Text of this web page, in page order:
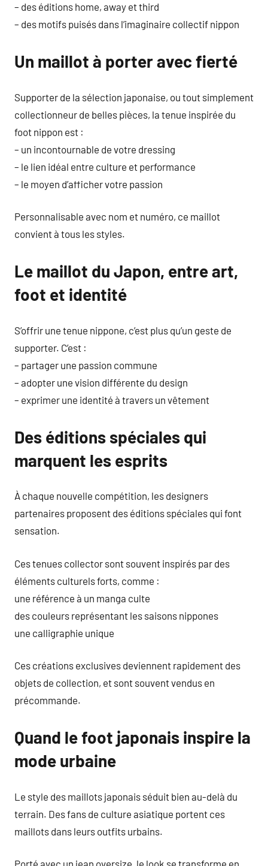
– des éditions home, away et third
– des motifs puisés dans l’imaginaire collectif nippon
Un maillot à porter avec fierté
Supporter de la sélection japonaise, ou tout simplement
collectionneur de belles pièces, la tenue inspirée du
foot nippon est :
– un incontournable de votre dressing
– le lien idéal entre culture et performance
– le moyen d’afficher votre passion
Personnalisable avec nom et numéro, ce maillot
convient à tous les styles.
Le maillot du Japon, entre art,
foot et identité
S’offrir une tenue nippone, c’est plus qu’un geste de
supporter. C’est :
– partager une passion commune
– adopter une vision différente du design
– exprimer une identité à travers un vêtement
Des éditions spéciales qui
marquent les esprits
À chaque nouvelle compétition, les designers
partenaires proposent des éditions spéciales qui font
sensation.
Ces tenues collector sont souvent inspirés par des
éléments culturels forts, comme :
une référence à un manga culte
des couleurs représentant les saisons nippones
une calligraphie unique
Ces créations exclusives deviennent rapidement des
objets de collection, et sont souvent vendus en
précommande.
Quand le foot japonais inspire la
mode urbaine
Le style des maillots japonais séduit bien au-delà du
terrain. Des fans de culture asiatique portent ces
maillots dans leurs outfits urbains.
Porté avec un jean oversize, le look se transforme en